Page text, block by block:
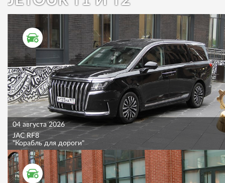
ТЕСТ ДРАЙВ
04 августа 2026
JAC RF8
"Корабль для дороги"
ТЕСТ ДРАЙВ